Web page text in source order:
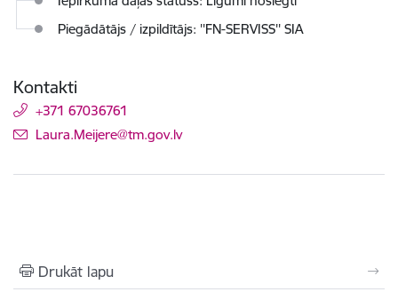
Piegādātājs / izpildītājs: ''FN-SERVISS'' SIA
Kontakti
+371 67036761
E-pasts:
Laura.Meijere@tm.gov.lv
Drukāt lapu